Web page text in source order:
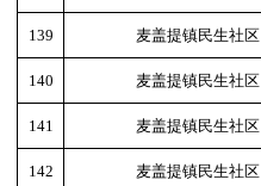
139 麦盖提镇民生社区
140 麦盖提镇民生社区
141 麦盖提镇民生社区
142 麦盖提镇民生社区